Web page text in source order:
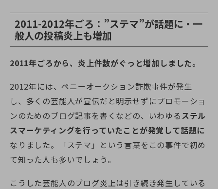
2011-2012年ごろ：”ステマ”が話題に・一
般人の投稿炎上も増加
2011年ごろから、炎上件数がぐっと増加しました。
2012年には、ペニーオークション詐欺事件が発生
し、多くの芸能人が宣伝だと明示せずにプロモーショ
ンのためのブログ記事を書くなどの、いわゆるステル
スマーケティングを行っていたことが発覚して話題に
なりました。「ステマ」という言葉をこの事件で初め
て知った人も多いでしょう。
こうした芸能人のブログ炎上は引き続き発生している